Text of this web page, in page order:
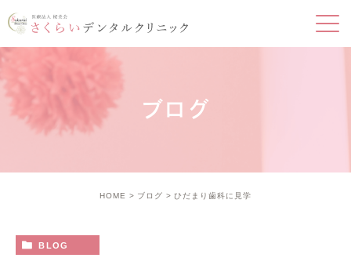
ブログ
HOME ブログ ひだまり歯科に見学
BLOG